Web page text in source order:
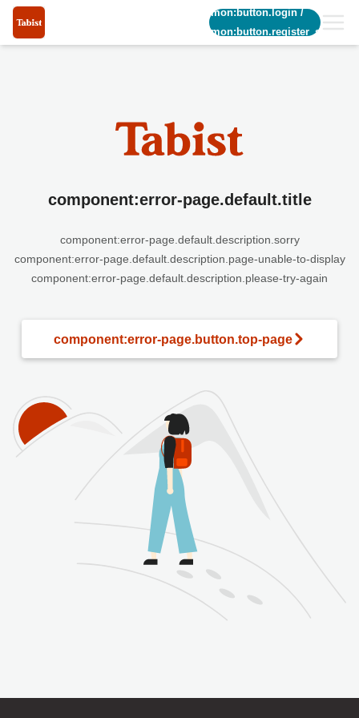
common:button.login/
common:button.register_short
component:error-page.default.title
component:error-page.default.description.sorry
component:error-page.default.description.page-unable-to-display
component:error-page.default.description.please-try-again
component:error-page.button.top-page